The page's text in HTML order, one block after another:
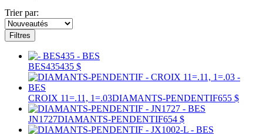
Trier par:
Filtres
BES435435 $
CROIX 11=.11, 1=.03DIAMANTS-PENDENTIF655 $
JN1727DIAMANTS-PENDENTIF654 $